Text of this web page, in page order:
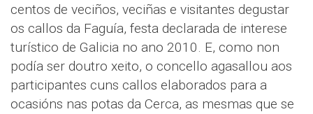
centos de veciños, veciñas e visitantes degustar
os callos da Faguía, festa declarada de interese
turístico de Galicia no ano 2010. E, como non
podía ser doutro xeito, o concello agasallou aos
participantes cuns callos elaborados para a
ocasións nas potas da Cerca, as mesmas que se